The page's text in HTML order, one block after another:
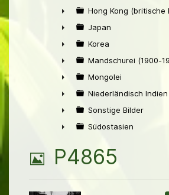
►
►
Hong Kong (britische
►
Japan
►
Korea
►
Mandschurei (1900-
►
Mongolei
►
Niederländisch Indien
►
Sonstige Bilder
Südostasien
B
P4865